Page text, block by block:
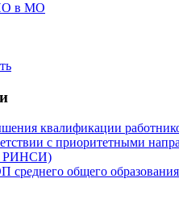
в МО
квалификации
с приоритетными
РИНСИ)
среднего общего